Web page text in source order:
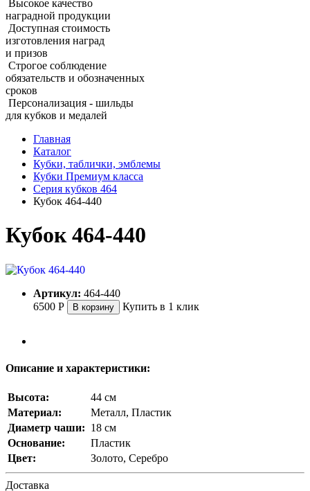
Высокое качество
наградной продукции
Доступная стоимость
изготовления наград
и призов
Строгое соблюдение
обязательств и обозначенных
сроков
Персонализация - шильды
для кубков и медалей
Главная
Каталог
Кубки, таблички, эмблемы
Кубки Премиум класса
Серия кубков 464
Кубок 464‑440
Кубок 464‑440
Артикул: 464-440
6500 Р В корзину Купить в 1 клик
Описание и характеристики:
Высота:
44 см
Материал:
Металл, Пластик
Диаметр чаши: 18 см
Основание:
Пластик
Цвет:
Золото, Серебро
Доставка